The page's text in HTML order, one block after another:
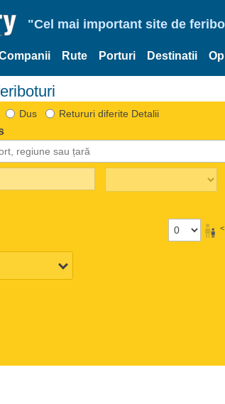
"Cel mai important site de
Rute Porturi Destinatii
Dus Retururi diferite Detalii